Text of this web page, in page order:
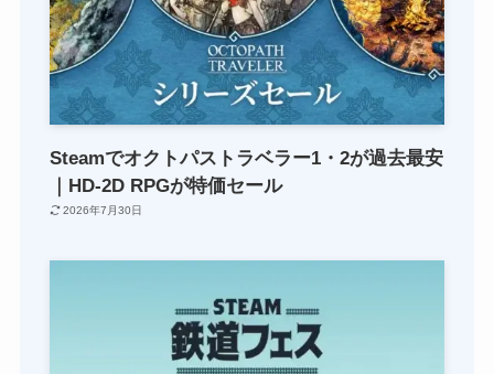
Steamでオクトパストラベラー1・2が過去最安
｜HD-2D RPGが特価セール
2026年7月30日